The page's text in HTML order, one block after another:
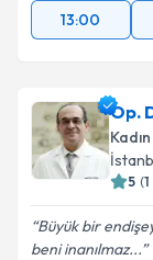
13:00
Op.
5 (1
Büyük bir
beni inanılmaz...